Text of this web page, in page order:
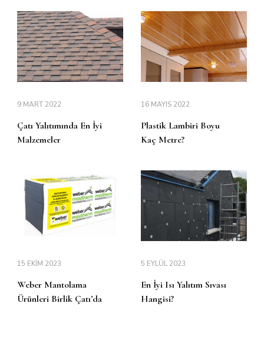
9 MART 2022
Çatı Yalıtımında En İyi
Malzemeler
16 MAYIS 2022
Plastik Lambiri Boyu
Kaç Metre?
15 EKIM 2023
Weber Mantolama
Ürünleri Birlik Çatı’da
5 EYLÜL 2023
En İyi Isı Yalıtım Sıvası
Hangisi?